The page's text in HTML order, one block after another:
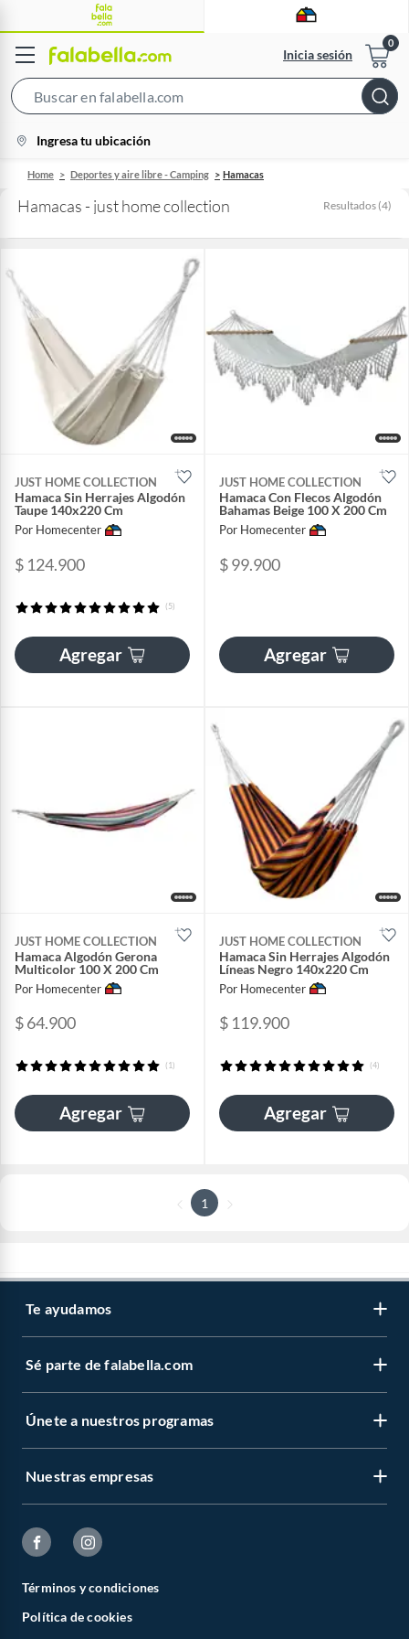
Inicia sesión
Bar
location-
icon
Ingresa tu ubicación
Home Deportes y aire libre - Camping Hamacas
Hamacas - just home collection Resultados (4)
JUST HOME COLLECTION
Hamaca Sin Herrajes Algodón
Taupe 140x220 Cm
Por Homecenter
$ 124.900
(5)
Agregar
JUST HOME COLLECTION
Hamaca Con Flecos Algodón
Bahamas Beige 100 X 200 Cm
Por Homecenter
$ 99.900
Agregar
JUST HOME COLLECTION
Hamaca Algodón Gerona
Multicolor 100 X 200 Cm
Por Homecenter
$ 64.900
(1)
Agregar
JUST HOME COLLECTION
Hamaca Sin Herrajes Algodón
Líneas Negro 140x220 Cm
Por Homecenter
$ 119.900
(4)
Agregar
1
Te ayudamos
Sé parte de falabella.com
Únete a nuestros programas
Nuestras empresas
Términos y condiciones
Política de cookies